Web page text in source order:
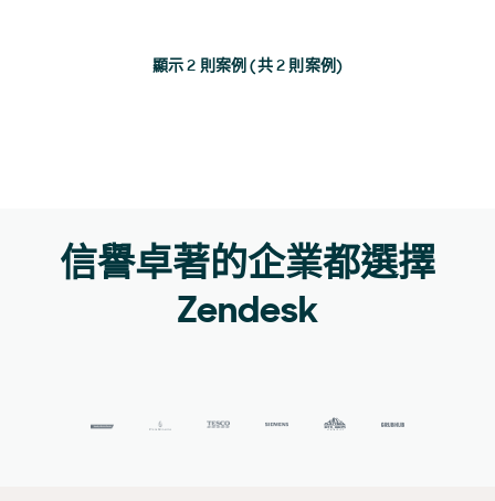
顯示 2 則案例 (共 2 則案例)
信譽卓著的企業都選擇
Zendesk